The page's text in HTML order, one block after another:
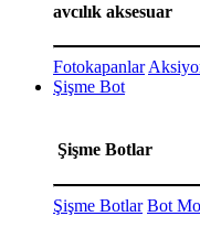
avcılık aksesuar
Fotokapanlar
Şişme Bot
Şişme Botlar
Şişme Botlar Bot